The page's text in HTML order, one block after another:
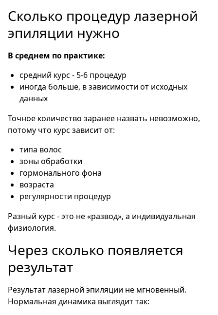
Сколько процедур лазерной
эпиляции нужно
В среднем по практике:
средний курс - 5-6 процедур
иногда больше, в зависимости от исходных
данных
Точное количество заранее назвать невозможно,
потому что курс зависит от:
типа волос
зоны обработки
гормонального фона
возраста
регулярности процедур
Разный курс - это не «развод», а индивидуальная
физиология.
Через сколько появляется
результат
Результат лазерной эпиляции не мгновенный.
Нормальная динамика выглядит так: